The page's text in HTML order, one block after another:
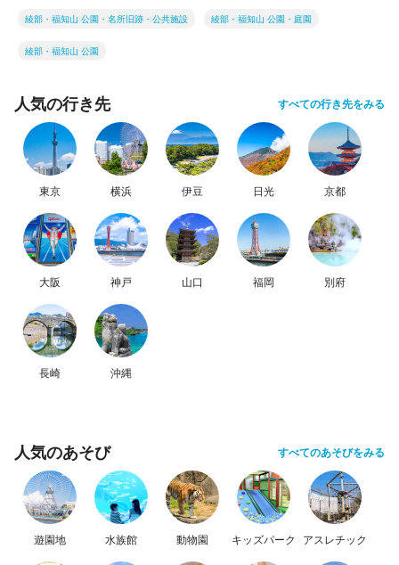
綾部・福知山 公園・名所旧跡・公共施設 綾部・福知山 公園・庭園
綾部・福知山 公園
人気の行き先 すべての行き先をみる
東京 横浜 伊豆 日光 京都
大阪 神戸 山口 福岡 別府
長崎 沖縄
人気のあそび すべてのあそびをみる
遊園地 水族館 動物園 キッズパーク アスレチック